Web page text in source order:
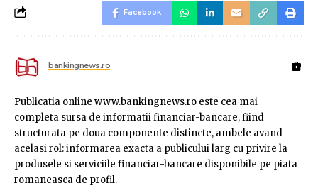
Facebook
bankingnews.ro
Publicatia online www.bankingnews.ro este cea mai
completa sursa de informatii financiar-bancare, fiind
structurata pe doua componente distincte, ambele avand
acelasi rol: informarea exacta a publicului larg cu privire la
produsele si serviciile financiar-bancare disponibile pe piata
romaneasca de profil.